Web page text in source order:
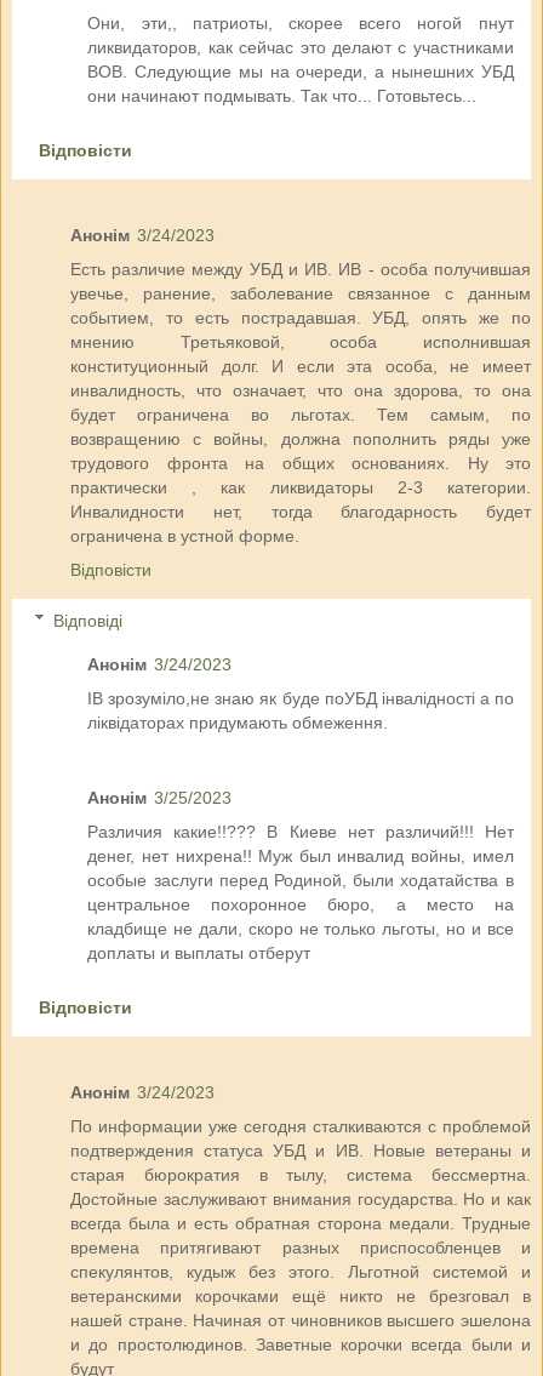
Они, эти,, патриоты, скорее всего ногой пнут
ликвидаторов, как сейчас это делают с участниками
ВОВ. Следующие мы на очереди, а нынешних УБД
они начинают подмывать. Так что... Готовьтесь...
Відповісти
Анонім 3/24/2023
Есть различие между УБД и ИВ. ИВ - особа получившая
увечье, ранение, заболевание связанное с данным
событием, то есть пострадавшая. УБД, опять же по
мнению Третьяковой, особа исполнившая
конституционный долг. И если эта особа, не имеет
инвалидность, что означает, что она здорова, то она
будет ограничена во льготах. Тем самым, по
возвращению с войны, должна пополнить ряды уже
трудового фронта на общих основаниях. Ну это
практически , как ликвидаторы 2-3 категории.
Инвалидности нет, тогда благодарность будет
ограничена в устной форме.
Відповісти
Відповіді
Анонім 3/24/2023
ІВ зрозуміло,не знаю як буде поУБД інвалідності а по
ліквідаторах придумають обмеження.
Анонім 3/25/2023
Различия какие!!??? В Киеве нет различий!!! Нет
денег, нет нихрена!! Муж был инвалид войны, имел
особые заслуги перед Родиной, были ходатайства в
центральное похоронное бюро, а место на
кладбище не дали, скоро не только льготы, но и все
доплаты и выплаты отберут
Відповісти
Анонім 3/24/2023
По информации уже сегодня сталкиваются с проблемой
подтверждения статуса УБД и ИВ. Новые ветераны и
старая бюрократия в тылу, система бессмертна.
Достойные заслуживают внимания государства. Но и как
всегда была и есть обратная сторона медали. Трудные
времена притягивают разных приспособленцев и
спекулянтов, кудыж без этого. Льготной системой и
ветеранскими корочками ещё никто не брезговал в
нашей стране. Начиная от чиновников высшего эшелона
и до простолюдинов. Заветные корочки всегда были и
будут